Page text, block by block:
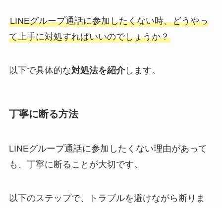
LINEグループ通話に参加したくない時、どうやっ
て上手に対処すればいいのでしょうか？
以下で具体的な対処法を紹介します。
丁寧に断る方法
LINEグループ通話に参加したくない理由があって
も、丁寧に断ることが大切です。
以下のステップで、トラブルを避けながら断りま